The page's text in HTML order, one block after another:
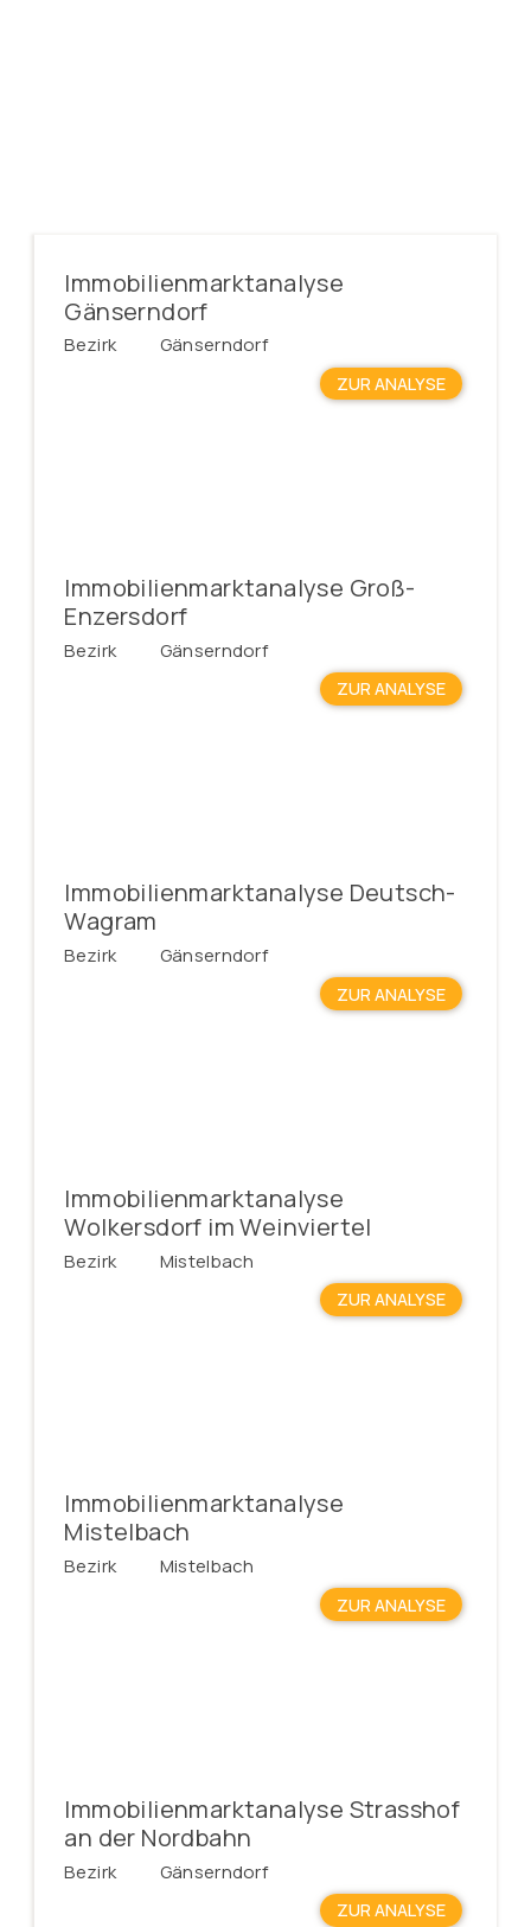
Immobilienmarktanalyse
Gänserndorf
Bezirk Gänserndorf
ZUR ANALYSE
Immobilienmarktanalyse Groß-
Enzersdorf
Bezirk Gänserndorf
ZUR ANALYSE
Immobilienmarktanalyse Deutsch-
Wagram
Bezirk Gänserndorf
ZUR ANALYSE
Immobilienmarktanalyse
Wolkersdorf im Weinviertel
Bezirk Mistelbach
ZUR ANALYSE
Immobilienmarktanalyse
Mistelbach
Bezirk Mistelbach
ZUR ANALYSE
Immobilienmarktanalyse Strasshof
an der Nordbahn
Bezirk Gänserndorf
ZUR ANALYSE